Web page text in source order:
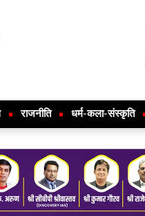
राजनीति धर्म-कला-संस्कृति